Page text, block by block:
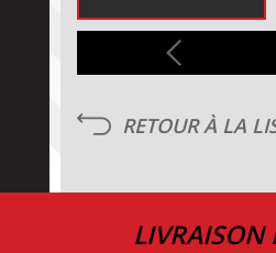
RETOUR À LA
LIVRAISON